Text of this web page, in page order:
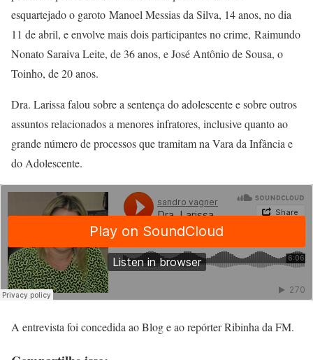
esquartejado o garoto Manoel Messias da Silva, 14 anos, no dia
11 de abril, e envolve mais dois participantes no crime, Raimundo
Nonato Saraiva Leite, de 36 anos, e José Antônio de Sousa, o
Toinho, de 20 anos.
Dra. Larissa falou sobre a sentença do adolescente e sobre outros
assuntos relacionados a menores infratores, inclusive quanto ao
grande número de processos que tramitam na Vara da Infância e
do Adolescente.
A entrevista foi concedida ao Blog e ao repórter Ribinha da FM.